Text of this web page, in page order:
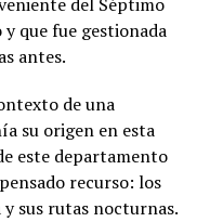
del Séptimo
que fue gestionada
antes.
de una
su origen en esta
este departamento
recurso: los
sus rutas nocturnas.